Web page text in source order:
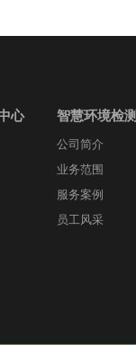
心 智慧环境检测
公司简介
业务范围
服务案例
员工风采